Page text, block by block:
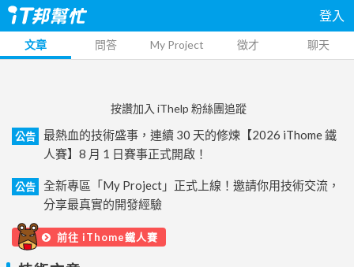
登入
文章 問答 My Project 徵才 聊天
按讚加入 iThelp 粉絲團追蹤
公告
最熱血的技術盛事，連續 30 天的修煉【2026 iThome 鐵
人賽】8 月 1 日賽事正式開啟！
公告
全新專區「My Project」正式上線！邀請你用技術交流，
分享最真實的開發經驗
前往 iThome鐵人賽